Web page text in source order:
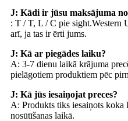
J: Kādi ir jūsu maksājuma
: T / T, L / C pie sight.Western
arī, ja tas ir ērti jums.
J: Kā ar piegādes laiku?
A: 3-7 dienu laikā krājuma
pielāgotiem produktiem pēc
J: Kā jūs iesaiņojat preces?
A: Produkts tiks iesaiņots koka
nosūtīšanas laikā.